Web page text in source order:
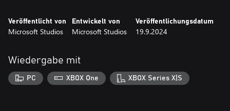
Veröffentlicht von
Microsoft Studios
Entwickelt von
Microsoft Studios
Veröffentlichungsdatum
19.9.2024
Wiedergabe mit
PC XBOX One XBOX Series X|S